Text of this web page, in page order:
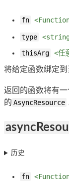
fn
type
thisArg
<任
将给定函数绑定到
返回的函数将有一
的 AsyncResource
历史
fn